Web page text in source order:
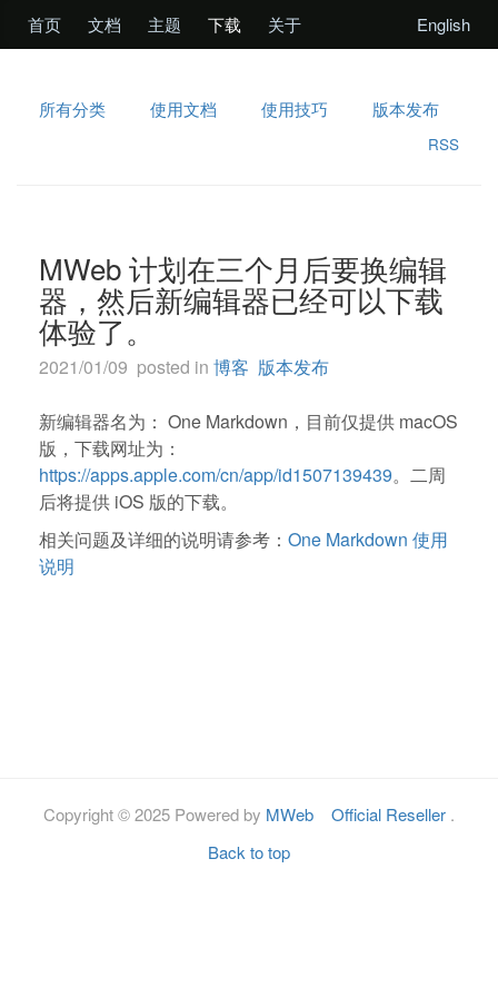
首页 文档 主题 下载 关于 English
所有分类 使用文档 使用技巧 版本发布
RSS
MWeb 计划在三个月后要换编辑
器，然后新编辑器已经可以下载
体验了。
2021/01/09 posted in 博客 版本发布
新编辑器名为： One Markdown，目前仅提供 macOS
版，下载网址为：
https://apps.apple.com/cn/app/id1507139439。二周
后将提供 iOS 版的下载。
相关问题及详细的说明请参考： One Markdown 使用
说明
Copyright © 2025 Powered by MWeb Official Reseller .
Back to top